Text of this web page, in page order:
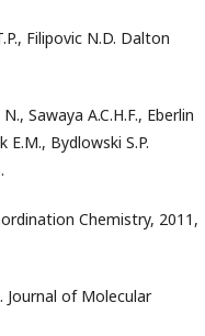
Filipovic N.D. Dalton
Sawaya A.C.H.F., Eberlin
E.M., Bydlowski S.P.
Chemistry, 2011,
Journal of Molecular